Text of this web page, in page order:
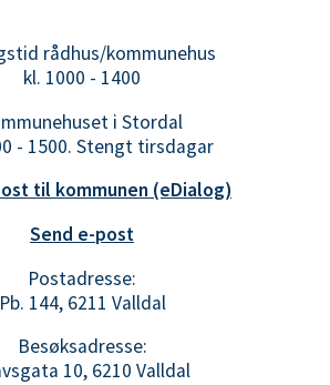
rådhus/kommunehus
kl. 1000 - 1400
i Stordal
- 1500. Stengt tirsdagar
til kommunen (eDialog)
Send e-post
Postadresse:
Pb. 144, 6211 Valldal
Besøksadresse:
10, 6210 Valldal